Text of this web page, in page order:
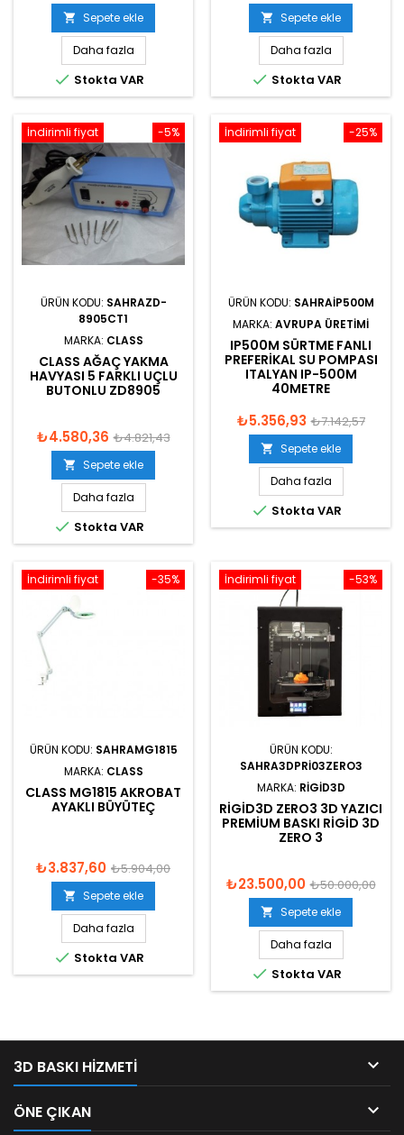
 Sepete ekle
Daha fazla
 Stokta VAR
 Sepete ekle
Daha fazla
 Stokta VAR
-5%
İndirimli fiyat
ÜRÜN KODU: SAHRAZD-
8905CT1
MARKA: CLASS
CLASS AĞAÇ YAKMA
HAVYASI 5 FARKLI UÇLU
BUTONLU ZD8905
₺4.580,36 ₺4.821,43
 Sepete ekle
Daha fazla
 Stokta VAR
-25%
İndirimli fiyat
ÜRÜN KODU: SAHRAIP500M
MARKA: AVRUPA ÜRETIMI
IP500M SÜRTME FANLI
PREFERIKAL SU POMPASI
ITALYAN IP-500M
40METRE
₺5.356,93 ₺7.142,57
 Sepete ekle
Daha fazla
 Stokta VAR
-35%
İndirimli fiyat
ÜRÜN KODU: SAHRAMG1815
MARKA: CLASS
CLASS MG1815 AKROBAT
AYAKLI BÜYÜTEÇ
₺3.837,60 ₺5.904,00
 Sepete ekle
Daha fazla
 Stokta VAR
-53%
İndirimli fiyat
ÜRÜN KODU:
SAHRA3DPRI03ZERO3
MARKA: RIGID3D
RIGID3D ZERO3 3D YAZICI
PREMIUM BASKI RIGID 3D
ZERO 3
₺23.500,00 ₺50.000,00
 Sepete ekle
Daha fazla
 Stokta VAR
3D BASKI HIZMETI 
ÖNE ÇIKAN 